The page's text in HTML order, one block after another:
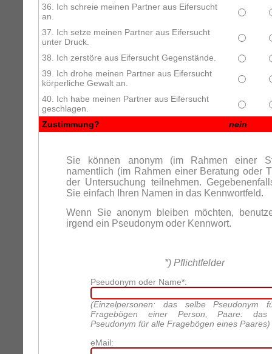
36. Ich schreie meinen Partner aus Eifersucht
an.
37. Ich setze meinen Partner aus Eifersucht
unter Druck.
38. Ich zerstöre aus Eifersucht Gegenstände.
39. Ich drohe meinen Partner aus Eifersucht
körperliche Gewalt an.
40. Ich habe meinen Partner aus Eifersucht
geschlagen.
Zustimmung?
nein
Sie können anonym (im Rahmen einer
namentlich (im Rahmen einer Beratung oder
der Untersuchung teilnehmen.
Sie einfach Ihren Namen in das Kennwortfeld.
Wenn Sie anonym bleiben möchten,
irgend ein Pseudonym oder Kennwort.
*) Pflichtfelder
Pseudonym oder Name*:
(Einzelpersonen: das selbe Pseudonym
Fragebögen einer Person, Paare: das
Pseudonym für alle Fragebögen eines Paares)
eMail: